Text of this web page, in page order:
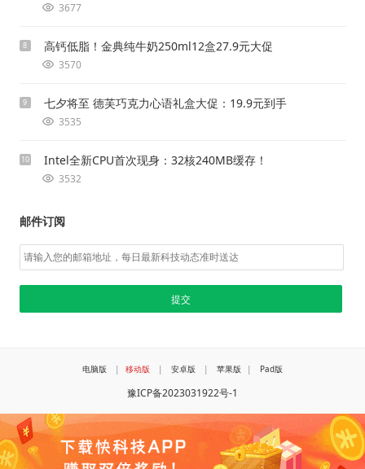
3677
8 高钙低脂！金典纯牛奶250ml12盒27.9元大促
3570
9 七夕将至 德芙巧克力心语礼盒大促：19.9元到手
3535
10 Intel全新CPU首次现身：32核240MB缓存！
3532
邮件订阅
电脑版 | 移动版 | 安卓版 | 苹果版 | Pad版
豫ICP备2023031922号-1